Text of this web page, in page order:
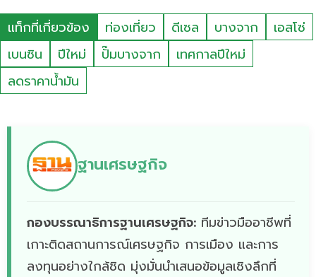
แท็กที่เกี่ยวข้อง ท่องเที่ยว ดีเซล บางจาก
เอสโซ่
เบนซิน
ปีใหม่ ปั๊มบางจาก
เทศกาลปีใหม่
ลดราคาน้ำมัน
ฐานเศรษฐกิจ
กองบรรณาธิการฐานเศรษฐกิจ: ทีมข่าวมืออาชีพที่
เกาะติดสถานการณ์เศรษฐกิจ การเมือง และการ
ลงทุนอย่างใกล้ชิด มุ่งมั่นนำเสนอข้อมูลเชิงลึกที่